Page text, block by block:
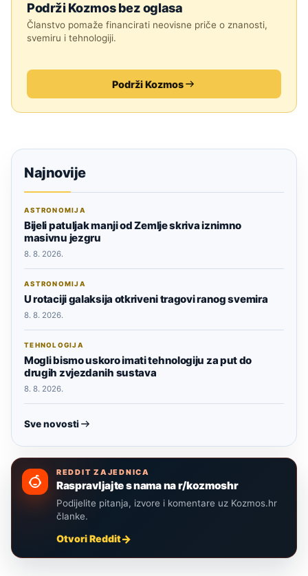
Podrži Kozmos bez oglasa
Članstvo pomaže financirati neovisne priče o znanosti,
svemiru i tehnologiji.
Podrži Kozmos
Najnovije
ASTRONOMIJA
Bijeli patuljak manji od Zemlje skriva iznimno
masivnu jezgru
8. 8. 2026.
ASTRONOMIJA
U rotaciji galaksija otkriveni tragovi ranog svemira
8. 8. 2026.
TEHNOLOGIJA
Mogli bismo uskoro imati tehnologiju za put do
drugih zvjezdanih sustava
8. 8. 2026.
Sve novosti
REDDIT ZAJEDNICA
Raspravljajte s nama na r/kozmoshr
Podijelite pitanja, izvore i komentare uz Kozmos.hr
članke.
Otvori Reddit